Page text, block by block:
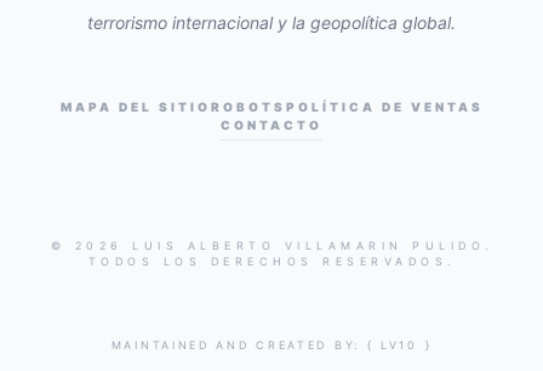
terrorismo internacional y la geopolítica global.
MAPA DEL SITIO ROBOTS POLÍTICA DE VENTAS
CONTACTO
© 2026 LUIS ALBERTO VILLAMARIN PULIDO.
TODOS LOS DERECHOS RESERVADOS.
MAINTAINED AND CREATED BY: { LV10 }